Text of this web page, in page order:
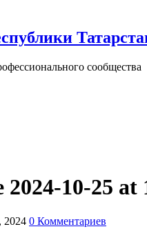
сообщества
10-25 at
2024 0 Комментариев